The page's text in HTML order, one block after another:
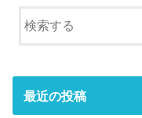
最近の投稿